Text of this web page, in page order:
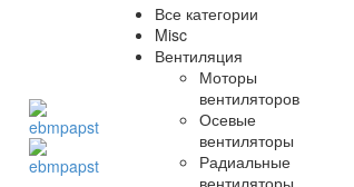
Все категории
Misc
Вентиляция
Моторы
вентиляторов
Осевые
вентиляторы
Радиальные
вентиляторы